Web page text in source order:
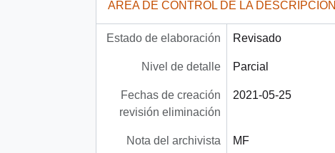
ÁREA DE CONTROL DE LA DESCRIPCIÓN
Estado de elaboración Revisado
Nivel de detalle Parcial
Fechas de creación
revisión eliminación
2021-05-25
Nota del archivista MF